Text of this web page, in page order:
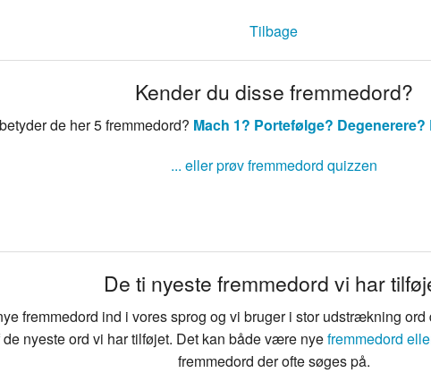
Tilbage
Kender du disse fremmedord?
de her 5 fremmedord? Mach 1? Portefølge? Degenerere?
... eller prøv fremmedord quizzen
De ti nyeste fremmedord vi har
fremmedord ind i vores sprog og vi bruger i stor udstrækning
nyeste ord vi har tilføjet. Det kan både være nyefremmedord
fremmedord der ofte søges på.